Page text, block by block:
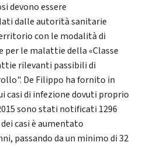
devono essere
dalle autorità sanitarie
con le modalità di
per le malattie della «Classe
rilevanti passibili di
De Filippo ha fornito in
casi di infezione dovuti proprio
sono stati notificati 1296
casi è aumentato
passando da un minimo di 32